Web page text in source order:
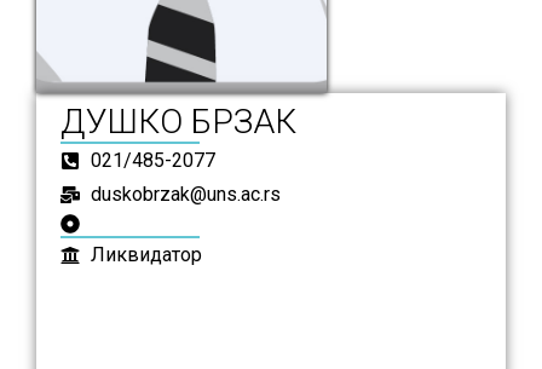
ДУШКО БРЗАК
021/485-2077
duskobrzak@uns.ac.rs
Ликвидатор